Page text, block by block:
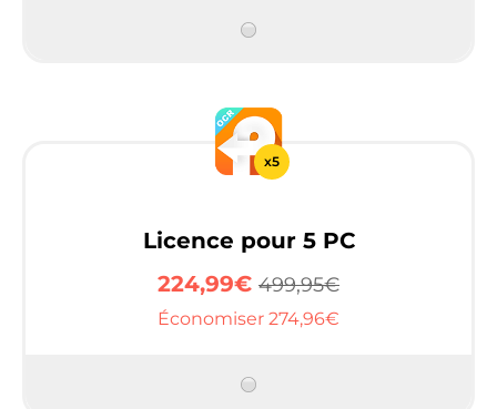
x5
Licence pour 5 PC
224,99€ 499,95€
Économiser 274,96€